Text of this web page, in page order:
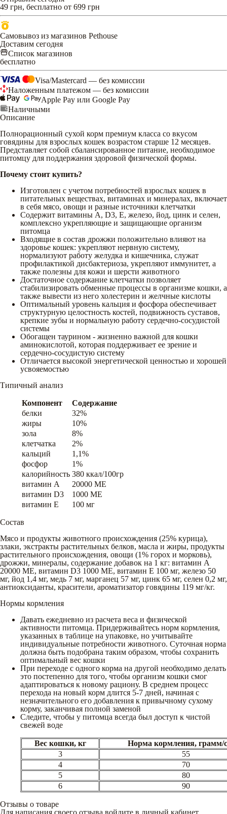
49 грн, бесплатно от 699 грн
Самовывоз из магазинов Pethouse
Доставим сегодня
Список магазинов
бесплатно
Visa/Mastercard — без комиссии
Наложенным платежом — без комиссии
Apple Pay или Google Pay
Наличными
Описание
Полнорационный сухой корм премиум класса со вкусом
говядины для взрослых кошек возрастом старше 12 месяцев.
Представляет собой сбалансированное питание, необходимое
питомцу для поддержания здоровой физической формы.
Почему стоит купить?
Изготовлен с учетом потребностей взрослых кошек в
питательных веществах, витаминах и минералах, включает
в себя мясо, овощи и разные источники клетчатки
Содержит витамины А, D3, Е, железо, йод, цинк и селен,
комплексно укрепляющие и защищающие организм
питомца
Входящие в состав дрожжи положительно влияют на
здоровье кошек: укрепляют нервную систему,
нормализуют работу желудка и кишечника, служат
профилактикой дисбактериоза, укрепляют иммунитет, а
также полезны для кожи и шерсти животного
Достаточное содержание клетчатки позволяет
стабилизировать обменные процессы в организме кошки, а
также вывести из него холестерин и желчные кислоты
Оптимальный уровень кальция и фосфора обеспечивает
структурную целостность костей, подвижность суставов,
крепкие зубы и нормальную работу сердечно-сосудистой
системы
Обогащен таурином - жизненно важной для кошки
аминокислотой, которая поддерживает ее зрение и
сердечно-сосудистую систему
Отличается высокой энергетической ценностью и хорошей
усвояемостью
Типичный анализ
Компонент
Содержание
белки
32%
жиры
10%
зола
8%
клетчатка
2%
кальций
1,1%
фосфор
1%
калорийность 380 ккал/100гр
витамин A
20000 ME
витамин D3
1000 ME
витамин E
100 мг
Состав
Мясо и продукты животного происхождения (25% курица),
злаки, экстракты растительных белков, масла и жиры, продукты
растительного происхождения, овощи (1% горох и морковь),
дрожжи, минералы, содержание добавок на 1 кг: витамин А
20000 МЕ, витамин D3 1000 МЕ, витамин Е 100 мг, железо 50
мг, йод 1,4 мг, медь 7 мг, марганец 57 мг, цинк 65 мг, селен 0,2 мг,
антиоксиданты, красители, ароматизатор говядины 119 мг/кг.
Нормы кормления
Давать ежедневно из расчета веса и физической
активности питомца. Придерживайтесь норм кормления,
указанных в таблице на упаковке, но учитывайте
индивидуальные потребности животного. Суточная норма
должна быть подобрана таким образом, чтобы сохранить
оптимальный вес кошки
При переходе с одного корма на другой необходимо делать
это постепенно для того, чтобы организм кошки смог
адаптироваться к новому рациону. В среднем процесс
перехода на новый корм длится 5-7 дней, начиная с
незначительного его добавления к привычному сухому
корму, заканчивая полной заменой
Следите, чтобы у питомца всегда был доступ к чистой
свежей воде
Вес кошки, кг
Норма кормления, грамм/
3
55
4
70
5
80
6
90
Отзывы о товаре
Для написания своего отзыва войдите в личный кабинет